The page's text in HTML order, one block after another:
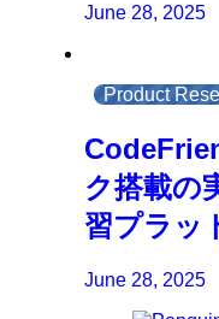
June 28, 2025
Product
ク搭載の
習プラッ
June 28, 2025